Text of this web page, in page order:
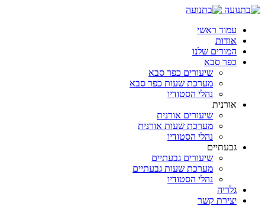
עמוד ראשי
אודות
המורים שלנו
כפר סבא
שיעורים כפר סבא
מערכת שעות כפר סבא
נהלי הסטודיו
אורנית
שיעורים אורנית
מערכת שעות אורנית
נהלי הסטודיו
גבעתיים
שיעורים גבעתיים
מערכת שעות גבעתיים
נהלי הסטודיו
גלריה
יצירת קשר